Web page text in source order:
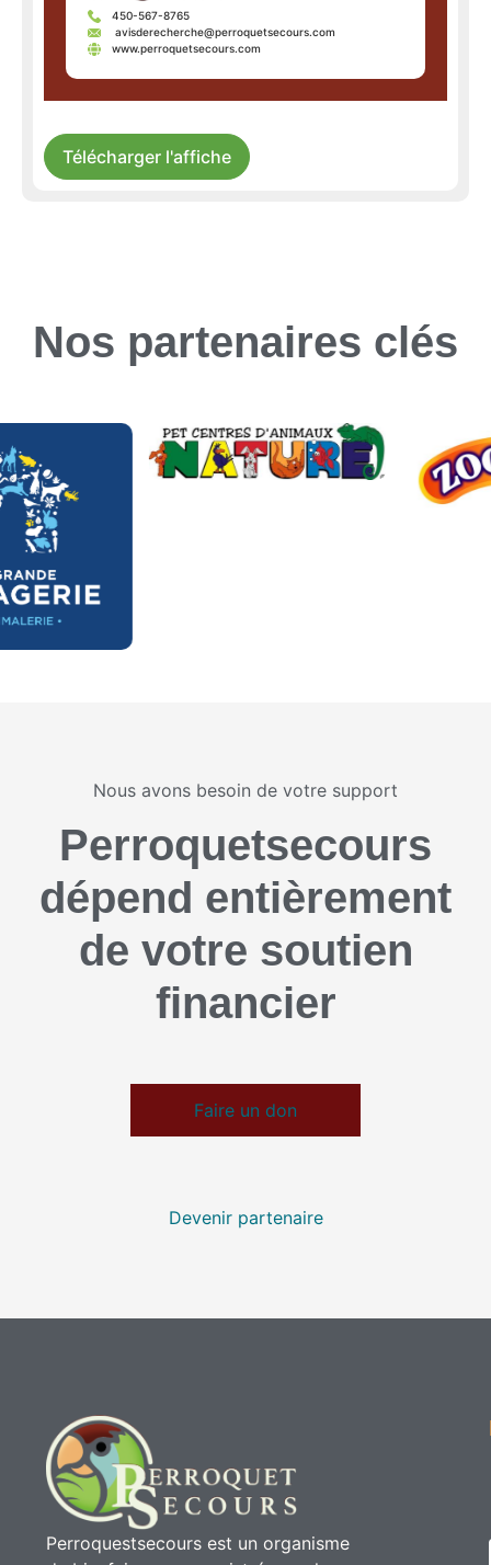
450-567-8765
avisderecherche@perroquetsecours.com
www.perroquetsecours.com
Télécharger l'affiche
Nos partenaires clés
Nous avons besoin de votre support
Perroquetsecours
dépend entièrement
de votre soutien
financier
Faire un don
Devenir partenaire
Perroquestsecours est un organisme